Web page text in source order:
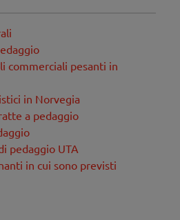
commerciali pesanti in
in Norvegia
a pedaggio
pedaggio UTA
in cui sono previsti